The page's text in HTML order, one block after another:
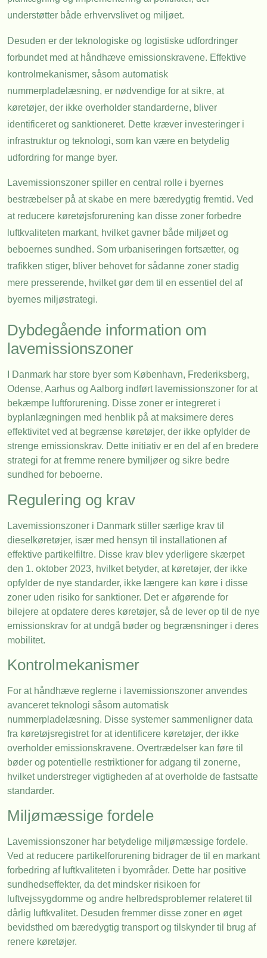
understøtter både erhvervslivet og miljøet.
Desuden er der teknologiske og logistiske udfordringer
forbundet med at håndhæve emissionskravene. Effektive
kontrolmekanismer, såsom automatisk
nummerpladelæsning, er nødvendige for at sikre, at
køretøjer, der ikke overholder standarderne, bliver
identificeret og sanktioneret. Dette kræver investeringer i
infrastruktur og teknologi, som kan være en betydelig
udfordring for mange byer.
Lavemissionszoner spiller en central rolle i byernes
bestræbelser på at skabe en mere bæredygtig fremtid. Ved
at reducere køretøjsforurening kan disse zoner forbedre
luftkvaliteten markant, hvilket gavner både miljøet og
beboernes sundhed. Som urbaniseringen fortsætter, og
trafikken stiger, bliver behovet for sådanne zoner stadig
mere presserende, hvilket gør dem til en essentiel del af
byernes miljøstrategi.
Dybdegående information om
lavemissionszoner
I Danmark har store byer som København, Frederiksberg,
Odense, Aarhus og Aalborg indført lavemissionszoner for at
bekæmpe luftforurening. Disse zoner er integreret i
byplanlægningen med henblik på at maksimere deres
effektivitet ved at begrænse køretøjer, der ikke opfylder de
strenge emissionskrav. Dette initiativ er en del af en bredere
strategi for at fremme renere bymiljøer og sikre bedre
sundhed for beboerne.
Regulering og krav
Lavemissionszoner i Danmark stiller særlige krav til
dieselkøretøjer, især med hensyn til installationen af
effektive partikelfiltre. Disse krav blev yderligere skærpet
den 1. oktober 2023, hvilket betyder, at køretøjer, der ikke
opfylder de nye standarder, ikke længere kan køre i disse
zoner uden risiko for sanktioner. Det er afgørende for
bilejere at opdatere deres køretøjer, så de lever op til de nye
emissionskrav for at undgå bøder og begrænsninger i deres
mobilitet.
Kontrolmekanismer
For at håndhæve reglerne i lavemissionszoner anvendes
avanceret teknologi såsom automatisk
nummerpladelæsning. Disse systemer sammenligner data
fra køretøjsregistret for at identificere køretøjer, der ikke
overholder emissionskravene. Overtrædelser kan føre til
bøder og potentielle restriktioner for adgang til zonerne,
hvilket understreger vigtigheden af at overholde de fastsatte
standarder.
Miljømæssige fordele
Lavemissionszoner har betydelige miljømæssige fordele.
Ved at reducere partikelforurening bidrager de til en markant
forbedring af luftkvaliteten i byområder. Dette har positive
sundhedseffekter, da det mindsker risikoen for
luftvejssygdomme og andre helbredsproblemer relateret til
dårlig luftkvalitet. Desuden fremmer disse zoner en øget
bevidsthed om bæredygtig transport og tilskynder til brug af
renere køretøjer.